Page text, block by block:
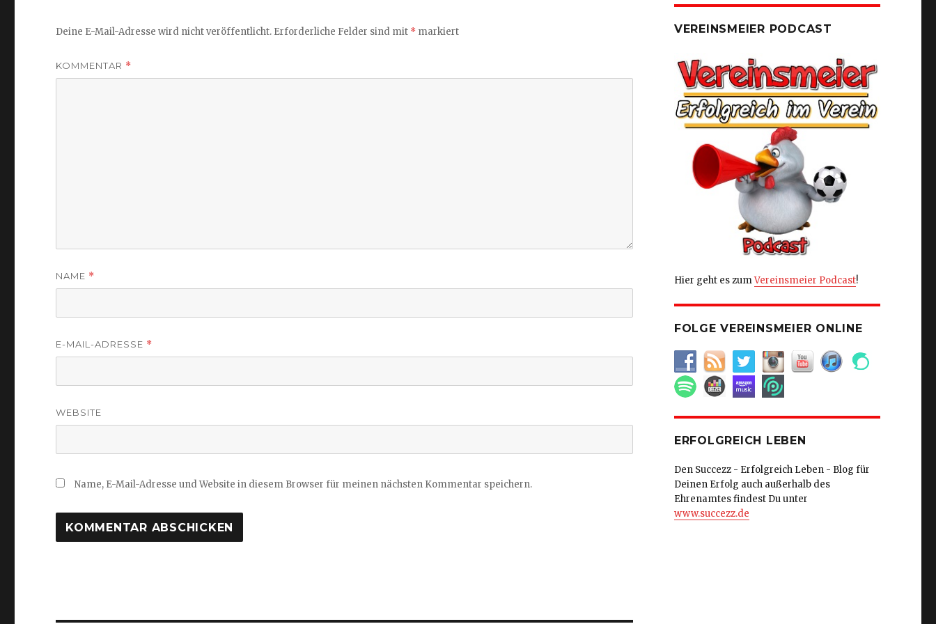
Deine E-Mail-Adresse wird nicht veröffentlicht. Erforderliche Felder sind mit * markiert
KOMMENTAR *
NAME *
E-MAIL-ADRESSE *
WEBSITE
Name, E-Mail-Adresse und Website in diesem Browser für meinen nächsten Kommentar speichern.
VEREINSMEIER PODCAST
Hier geht es zumVereinsmeier Podcast!
FOLGE VEREINSMEIER ONLINE
ERFOLGREICH LEBEN
Den Succezz - Erfolgreich Leben - Blog für
Deinen Erfolg auch außerhalb des
Ehrenamtes findest Du unter
www.succezz.de